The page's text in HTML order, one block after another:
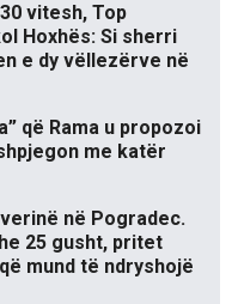
vitesh, Top
Hoxhës: Si sherri
e dy vëllezërve në
që Rama u propozoi
me katër
në Pogradec.
25 gusht, pritet
mund të ndryshojë